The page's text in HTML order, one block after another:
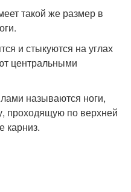
такой же размер в
и стыкуются на углах
центральными
называются ноги,
проходящую по верхней
карниз.